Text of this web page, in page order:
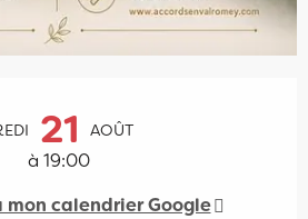
21 AOÛT
à 19:00
mon calendrier Google